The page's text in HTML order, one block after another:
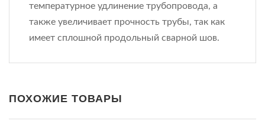
температурное удлинение трубопровода, а
также увеличивает прочность трубы, так как
имеет сплошной продольный сварной шов.
ПОХОЖИЕ ТОВАРЫ